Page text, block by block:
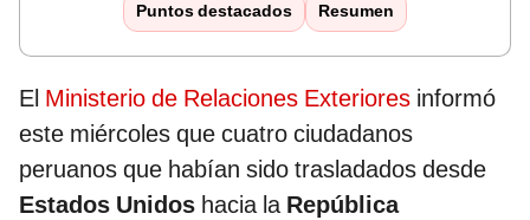
Puntos destacados Resumen
El Ministerio de Relaciones Exteriores informó
este miércoles que cuatro ciudadanos
peruanos que habían sido trasladados desde
Estados Unidos hacia la República